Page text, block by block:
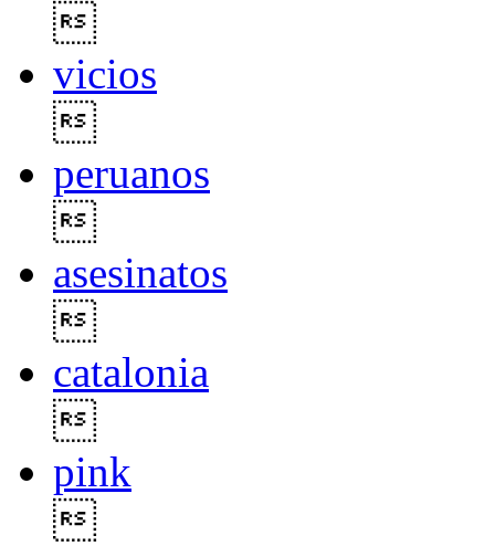
vicios
peruanos
asesinatos
catalonia
pink